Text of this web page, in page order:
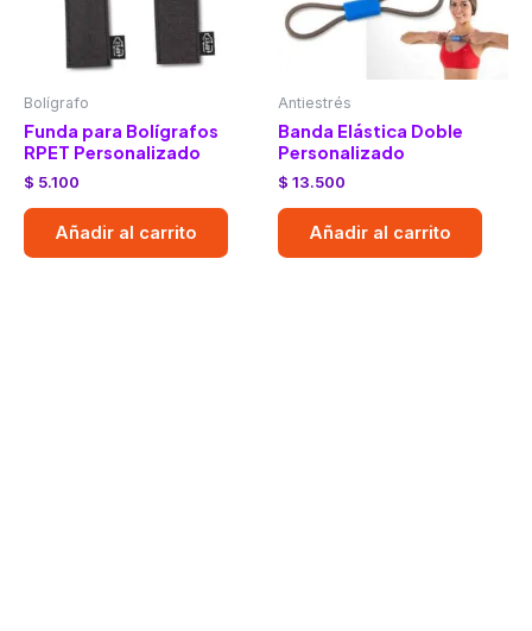
Bolígrafo
Funda para Bolígrafos
RPET Personalizado
$ 5.100
Añadir al carrito
Antiestrés
Banda Elástica Doble
Personalizado
$ 13.500
Añadir al carrito